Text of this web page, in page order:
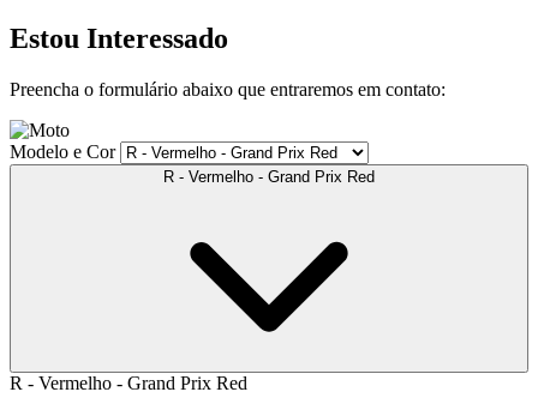
Estou Interessado
Preencha o formulário abaixo que entraremos em contato:
Modelo e Cor
R - Vermelho - Grand Prix Red
R - Vermelho - Grand Prix Red